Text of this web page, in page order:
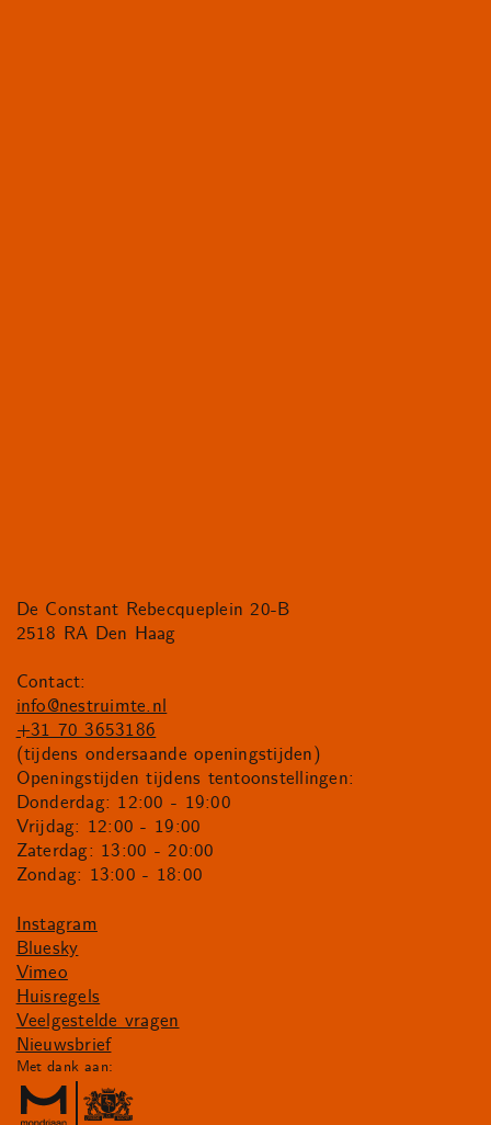
De Constant Rebecqueplein 20-B
2518 RA Den Haag
Contact:
info@nestruimte.nl
+31 70 3653186
(tijdens ondersaande openingstijden)
Openingstijden tijdens tentoonstellingen:
Donderdag: 12:00 - 19:00
Vrijdag: 12:00 - 19:00
Zaterdag: 13:00 - 20:00
Zondag: 13:00 - 18:00
Instagram
Bluesky
Vimeo
Huisregels
Veelgestelde vragen
Nieuwsbrief
Met dank aan: